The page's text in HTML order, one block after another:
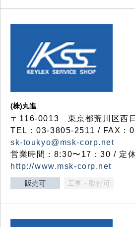
(株)丸進
〒116-0013 東京都荒川区西
TEL：03-3805-2511 / FAX：
sk-toukyo@msk-corp.net
営業時間：8:30〜17：30 / 定
http://www.msk-corp.net
販売可 工事・取付可